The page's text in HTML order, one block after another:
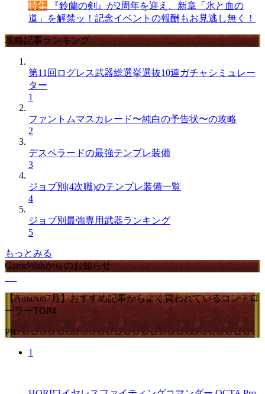
特集 『鈴蘭の剣』が2周年を迎え、新章「氷と血の
道」を解禁ッ！記念イベントの報酬もお見逃し無く！
攻略記事ランキング
第11回ログレス武器総選挙選抜10連ガチャシミュレー
ター
1
ファントムマスカレード〜純白の予告状〜の攻略
2
デスペラードの最強テンプレ装備
3
ジョブ別(4次職)のテンプレ装備一覧
4
ジョブ別最強専用武器ランキング
5
もっとみる
GameWithからのお知らせ
【Amazon7月】おすすめ記事からよく買われているコントロ
ーラーTOP4
PR
1